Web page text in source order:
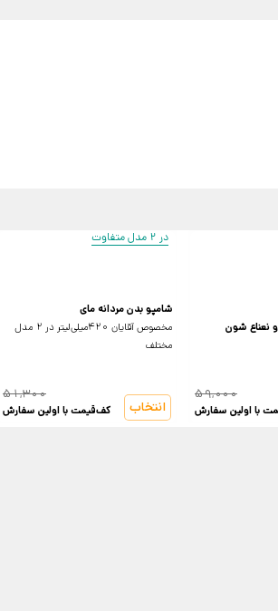
نعناع شون
59,000
با اولین سفارش
در 2 مدل متفاوت
شامپو بدن مردانه مای
مخصوص آقایان 420میلی‌لیتر در 2 مدل
مختلف
51,300
کف‌قیمت با اولین سفارش انتخاب